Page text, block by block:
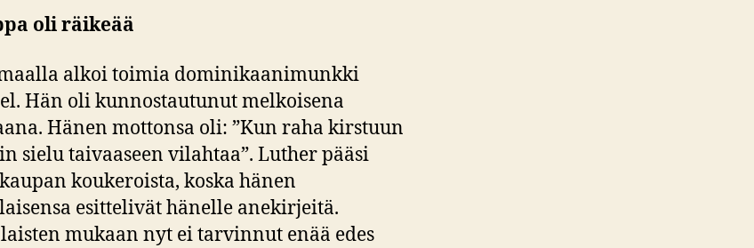
oli räikeää
alkoi toimia dominikaanimunkki
Hän oli kunnostautunut melkoisena
Hänen mottonsa oli: ”Kun raha kirstuun
sielu taivaaseen vilahtaa”. Luther pääsi
koukeroista, koska hänen
esittelivät hänelle anekirjeitä.
mukaan nyt ei tarvinnut enää edes